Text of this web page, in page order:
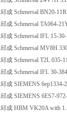
邱成 Schmersal BN20-
邱成 Schmersal TA064-
邱成 Schmersal IFL 15-
邱成 Schmersal MV8H
邱成 Schmersal T2L 035-
邱成 Schmersal IFL 30-
邱成 SIEMENS 6ep1334-
邱成 SIEMENS 6ES7-
邱成 HBM VK20A with